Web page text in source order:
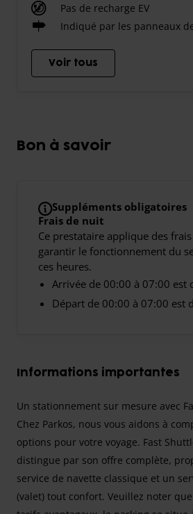
Pas de recharge EV
Indiqué par les panneaux
Voir tous
Bon à savoir
Suppléments obligatoires
Frais de nuit
Ce prestataire applique des
garantir le fonctionnement du
ces heures.
Arrivée de 00:00 à 07:00 est
Départ de 00:00 à 07:00 est
Informations importantes
Un stationnement sur mesure avec
Chez Parkos, nous vous aidons à
options pour votre voyage. Fast
distingue par son offre complète,
service de navette classique et un
(valet) tout confort. Veuillez noter